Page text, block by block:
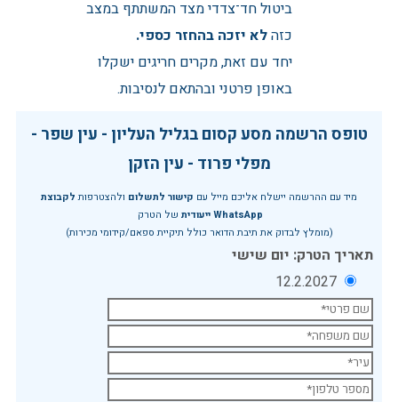
ביטול חד־צדדי מצד המשתתף במצב
כזהלא יזכה בהחזר כספי.
יחד עם זאת, מקרים חריגים ישקלו
באופן פרטני ובהתאם לנסיבות.
טופס הרשמה מסע קסום בגליל העליון - עין שפר -
מפלי פרוד - עין הזקן
מיד עם ההרשמה יישלח אליכם מייל עם קישור לתשלום ולהצטרפותלקבוצת
WhatsApp ייעודית
של הטרק
(מומלץ לבדוק את תיבת הדואר כולל תיקיית ספאם/קידומי מכירות)
תאריך הטרק: יום שישי
12.2.2027